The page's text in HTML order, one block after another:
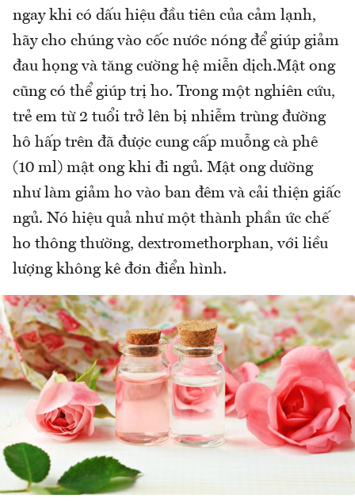
ngay khi có dấu hiệu đầu tiên của cảm lạnh,
hãy cho chúng vào cốc nước nóng để giúp giảm
đau họng và tăng cường hệ miễn dịch.Mật ong
cũng có thể giúp trị ho. Trong một nghiên cứu,
trẻ em từ 2 tuổi trở lên bị nhiễm trùng đường
hô hấp trên đã được cung cấp muỗng cà phê
(10 ml) mật ong khi đi ngủ. Mật ong dường
như làm giảm ho vào ban đêm và cải thiện giấc
ngủ. Nó hiệu quả như một thành phần ức chế
ho thông thường, dextromethorphan, với liều
lượng không kê đơn điển hình.